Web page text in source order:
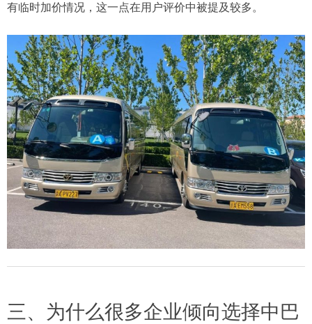
有临时加价情况，这一点在用户评价中被提及较多。
三、为什么很多企业倾向选择中巴